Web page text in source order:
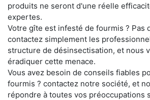
produits ne seront d'une réelle
expertes.
Votre gîte est infesté de fourmis ? Pas
contactez simplement les
structure de désinsectisation, et nous
éradiquer cette menace.
Vous avez besoin de conseils fiables
fourmis ? contactez notre société, et
répondre à toutes vos préoccupations